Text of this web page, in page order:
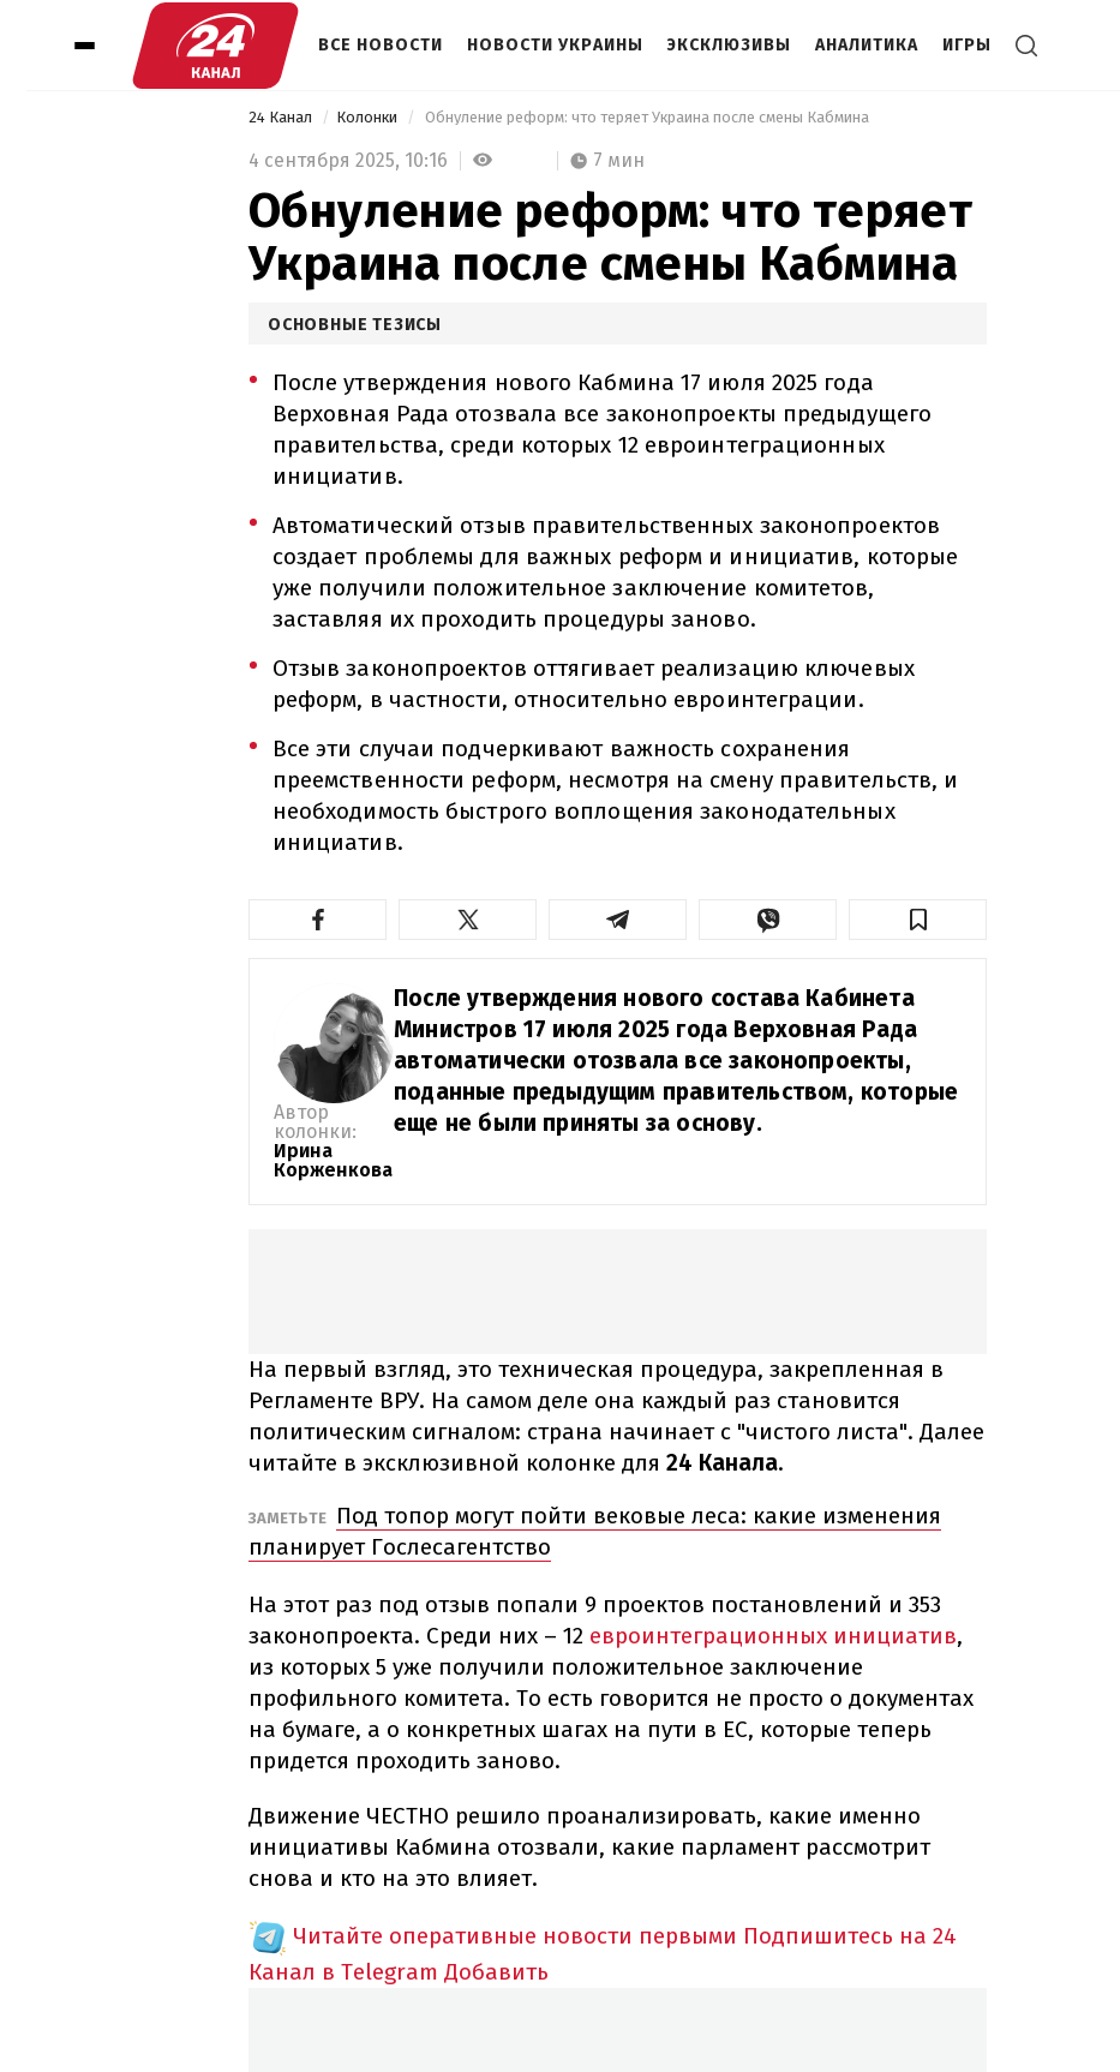
ВСЕ НОВОСТИ НОВОСТИ УКРАИНЫ ЭКСКЛЮЗИВЫ АНАЛИТИКА ИГРЫ
24 Канал Колонки Обнуление реформ: что теряет Украина после смены Кабмина
4 сентября 2025, 10:16 7 мин
Обнуление реформ: что теряет
Украина после смены Кабмина
ОСНОВНЫЕ ТЕЗИСЫ
После утверждения нового Кабмина 17 июля 2025 года
Верховная Рада отозвала все законопроекты предыдущего
правительства, среди которых 12 евроинтеграционных
инициатив.
Автоматический отзыв правительственных законопроектов
создает проблемы для важных реформ и инициатив, которые
уже получили положительное заключение комитетов,
заставляя их проходить процедуры заново.
Отзыв законопроектов оттягивает реализацию ключевых
реформ, в частности, относительно евроинтеграции.
Все эти случаи подчеркивают важность сохранения
преемственности реформ, несмотря на смену правительств, и
необходимость быстрого воплощения законодательных
инициатив.
Автор
колонки:
Ирина
Корженкова
После утверждения нового состава Кабинета
Министров 17 июля 2025 года Верховная Рада
автоматически отозвала все законопроекты,
поданные предыдущим правительством, которые
еще не были приняты за основу.
На первый взгляд, это техническая процедура, закрепленная в
Регламенте ВРУ. На самом деле она каждый раз становится
политическим сигналом: страна начинает с "чистого листа". Далее
читайте в эксклюзивной колонке для 24 Канала.
ЗАМЕТЬТЕ
Под топор могут пойти вековые леса: какие изменения
планирует Гослесагентство
На этот раз под отзыв попали 9 проектов постановлений и 353
законопроекта. Среди них – 12 евроинтеграционных инициатив,
из которых 5 уже получили положительное заключение
профильного комитета. То есть говорится не просто о документах
на бумаге, а о конкретных шагах на пути в ЕС, которые теперь
придется проходить заново.
Движение ЧЕСТНО решило проанализировать, какие именно
инициативы Кабмина отозвали, какие парламент рассмотрит
снова и кто на это влияет.
Читайте оперативные новости первыми Подпишитесь на 24
Канал в Telegram Добавить